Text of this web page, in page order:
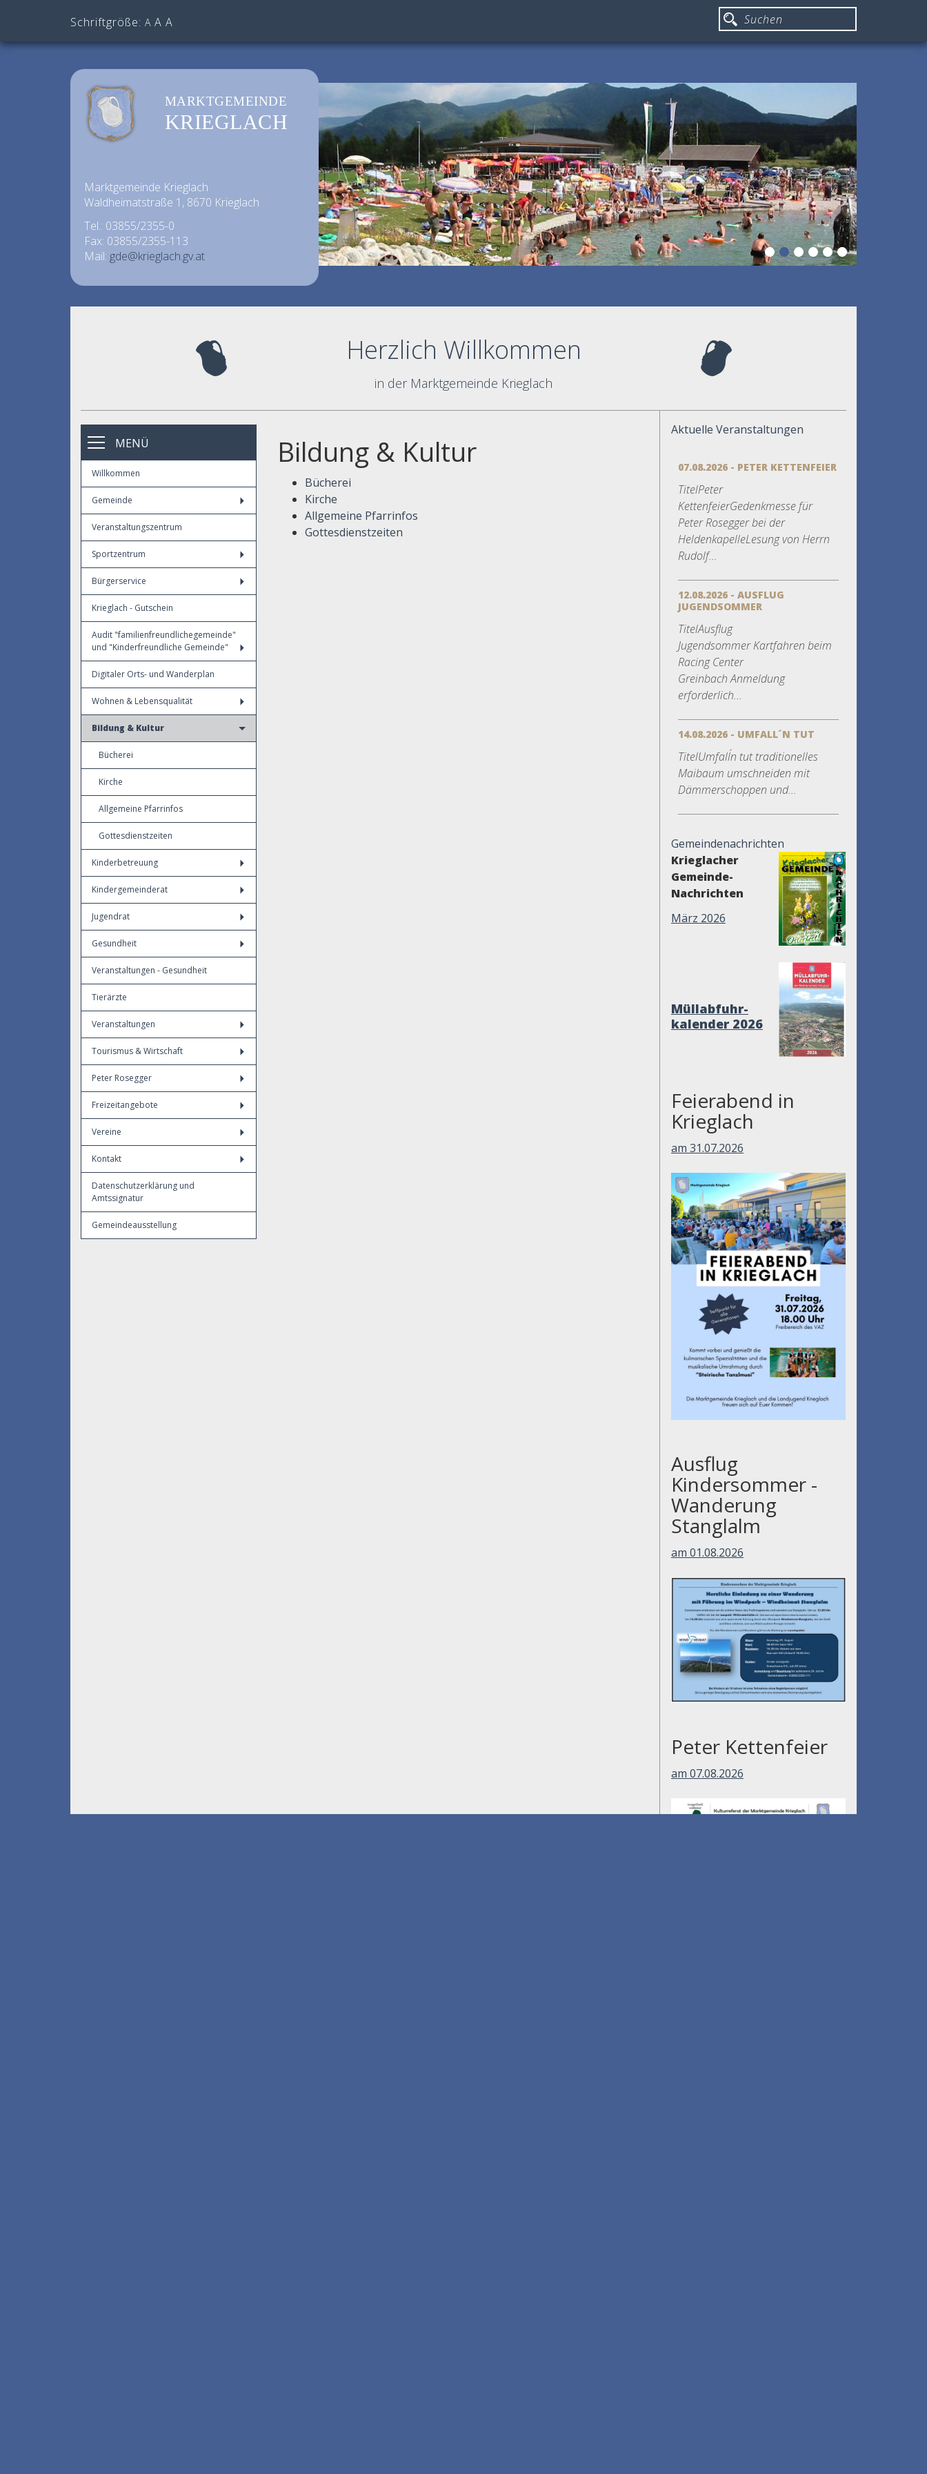
Schriftgröße: A A A
MARKTGEMEINDE
KRIEGLACH
Marktgemeinde Krieglach
Waldheimatstraße 1, 8670 Krieglach
Tel.: 03855/2355-0
Fax: 03855/2355-113
Mail: gde@krieglach.gv.at
Herzlich Willkommen
in der Marktgemeinde Krieglach
MENÜ
Willkommen
Gemeinde
Veranstaltungszentrum
Sportzentrum
Bürgerservice
Krieglach - Gutschein
Audit "familienfreundlichegemeinde"
und "Kinderfreundliche Gemeinde"
Digitaler Orts- und Wanderplan
Wohnen & Lebensqualität
Bildung & Kultur
Bücherei
Kirche
Allgemeine Pfarrinfos
Gottesdienstzeiten
Kinderbetreuung
Kindergemeinderat
Jugendrat
Gesundheit
Veranstaltungen - Gesundheit
Tierärzte
Veranstaltungen
Tourismus & Wirtschaft
Peter Rosegger
Freizeitangebote
Vereine
Kontakt
Datenschutzerklärung und
Amtssignatur
Gemeindeausstellung
Bildung & Kultur
Bücherei
Kirche
Allgemeine Pfarrinfos
Gottesdienstzeiten
Aktuelle Veranstaltungen
07.08.2026 - PETER KETTENFEIER
TitelPeter
KettenfeierGedenkmesse für
Peter Rosegger bei der
HeldenkapelleLesung von Herrn
Rudolf...
12.08.2026 - AUSFLUG
JUGENDSOMMER
TitelAusflug
Jugendsommer Kartfahren beim
Racing Center
Greinbach Anmeldung
erforderlich...
14.08.2026 - UMFALL´N TUT
TitelUmfall´n tut traditionelles
Maibaum umschneiden mit
Dämmerschoppen und...
Gemeindenachrichten
Krieglacher
Gemeinde-
Nachrichten
März 2026
Müllabfuhr-
kalender 2026
Feierabend in
Krieglach
am 31.07.2026
Ausflug
Kindersommer -
Wanderung
Stanglalm
am 01.08.2026
Peter Kettenfeier
am 07.08.2026